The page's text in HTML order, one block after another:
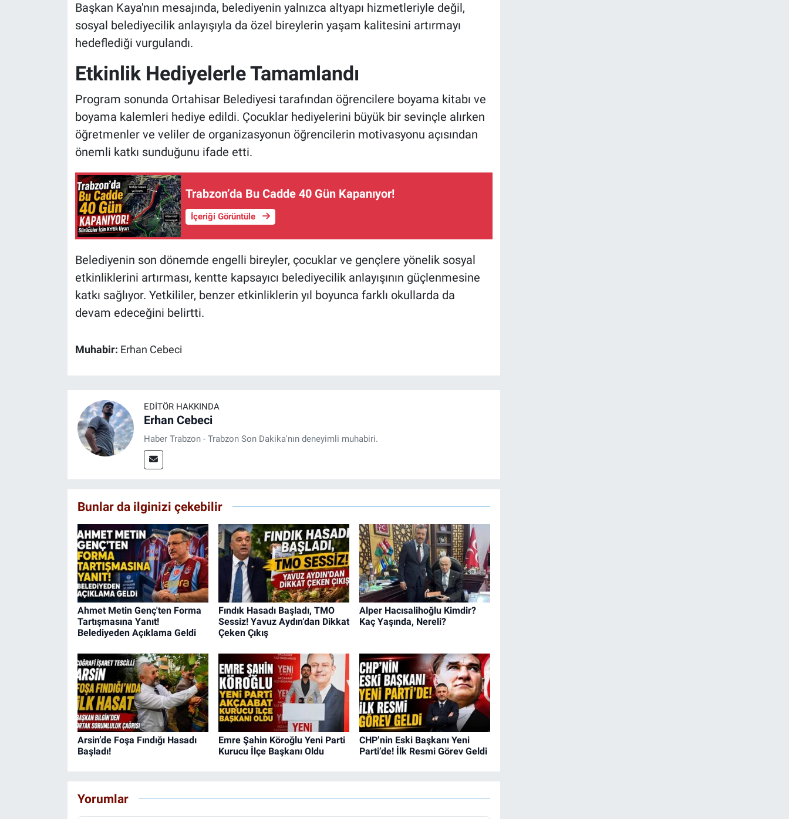
Başkan Kaya'nın mesajında, belediyenin yalnızca altyapı hizmetleriyle değil,
sosyal belediyecilik anlayışıyla da özel bireylerin yaşam kalitesini artırmayı
hedeflediği vurgulandı.
Etkinlik Hediyelerle Tamamlandı
Program sonunda Ortahisar Belediyesi tarafından öğrencilere boyama kitabı ve
boyama kalemleri hediye edildi. Çocuklar hediyelerini büyük bir sevinçle alırken
öğretmenler ve veliler de organizasyonun öğrencilerin motivasyonu açısından
önemli katkı sunduğunu ifade etti.
Trabzon’da Bu Cadde 40 Gün Kapanıyor!
İçeriği Görüntüle
Belediyenin son dönemde engelli bireyler, çocuklar ve gençlere yönelik sosyal
etkinliklerini artırması, kentte kapsayıcı belediyecilik anlayışının güçlenmesine
katkı sağlıyor. Yetkililer, benzer etkinliklerin yıl boyunca farklı okullarda da
devam edeceğini belirtti.
Muhabir: Erhan Cebeci
EDITÖR HAKKINDA
Erhan Cebeci
Haber Trabzon - Trabzon Son Dakika'nın deneyimli muhabiri.
Bunlar da ilginizi çekebilir
Ahmet Metin Genç'ten Forma
Tartışmasına Yanıt!
Belediyeden Açıklama Geldi
Fındık Hasadı Başladı, TMO
Sessiz! Yavuz Aydın’dan Dikkat
Çeken Çıkış
Alper Hacısalihoğlu Kimdir?
Kaç Yaşında, Nereli?
Arsin’de Foşa Fındığı Hasadı
Başladı!
Emre Şahin Köroğlu Yeni Parti
Kurucu İlçe Başkanı Oldu
CHP’nin Eski Başkanı Yeni
Parti’de! İlk Resmi Görev Geldi
Yorumlar